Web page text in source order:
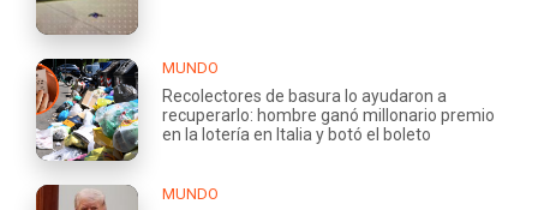
MUNDO
Recolectores de basura lo ayudaron a
recuperarlo: hombre ganó millonario premio
en la lotería en Italia y botó el boleto
MUNDO